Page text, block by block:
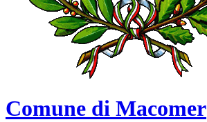
Comune di Macomer